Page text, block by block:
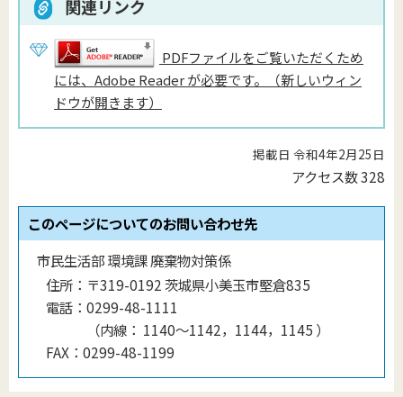
関連リンク
PDFファイルをご覧いただくため
には、Adobe Reader が必要です。（新しいウィン
ドウが開きます）
掲載日 令和4年2月25日
アクセス数328
このページについてのお問い合わせ先
市民生活部 環境課 廃棄物対策係
住所： 〒319-0192 茨城県小美玉市堅倉835
電話： 0299-48-1111
（内線 ： 1140〜1142，1144，1145 ）
FAX： 0299-48-1199